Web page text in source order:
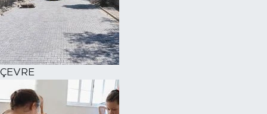
ÇEVRE